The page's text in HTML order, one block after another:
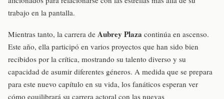
trabajo en la pantalla.
Mientras tanto, la carrera de Aubrey Plaza continúa en ascenso.
Este año, ella participó en varios proyectos que han sido bien
recibidos por la crítica, mostrando su talento diverso y su
capacidad de asumir diferentes géneros. A medida que se prepara
para este nuevo capítulo en su vida, los fanáticos esperan ver
cómo equilibrará su carrera actoral con las nuevas